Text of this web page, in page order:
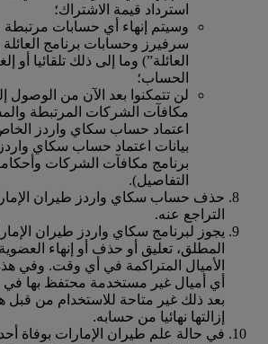
استرداد قيمة الاشتراك؛
وسيتم إنهاء أي حسابات
سرفيرز وحسابات برنامج العائلة
العائلة”) وما إلى ذلك تلقائيا
الحساب؛
لن تتمكنوا بعد الآن من
مكافآت الشركات المرتبطة
اعتماد حساب سكاي واردز
بيانات اعتماد حساب سكاي
برنامج مكافآت الشركات
التفاصيل).
حذف حساب سكاي واردز طيران
التراجع عنه.
يجوز لبرنامج سكاي واردز طيران
المطلق، تعليق أو حذف أو إنهاء
الأميال المتراكمة في أي وقت. وفي هذه
أي أميال غير مستخدمة محتفظ بها
بعد ذلك غير متاحة للاستخدام من قبل
إزالتها نهائيا من حسابه.
في حالة علم طيران الإمارات بوفاة أحد